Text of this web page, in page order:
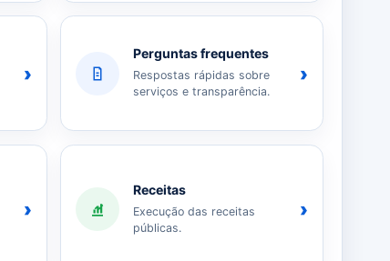
›
Perguntas frequentes
Respostas rápidas sobre
serviços e transparência.
›
›
Receitas
Execução das receitas
públicas.
›